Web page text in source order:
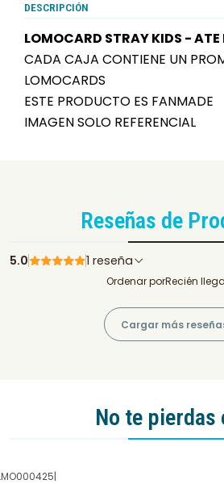
DESCRIPCIÓN
LOMOCARD STRAY KIDS - ATE
CADA CAJA CONTIENE UN
LOMOCARDS
ESTE PRODUCTO ES FANMADE
IMAGEN SOLO REFERENCIAL
Reseñas de
5.0 1 reseña
Ordenar porRecién
Cargar más
No te pierdas
|